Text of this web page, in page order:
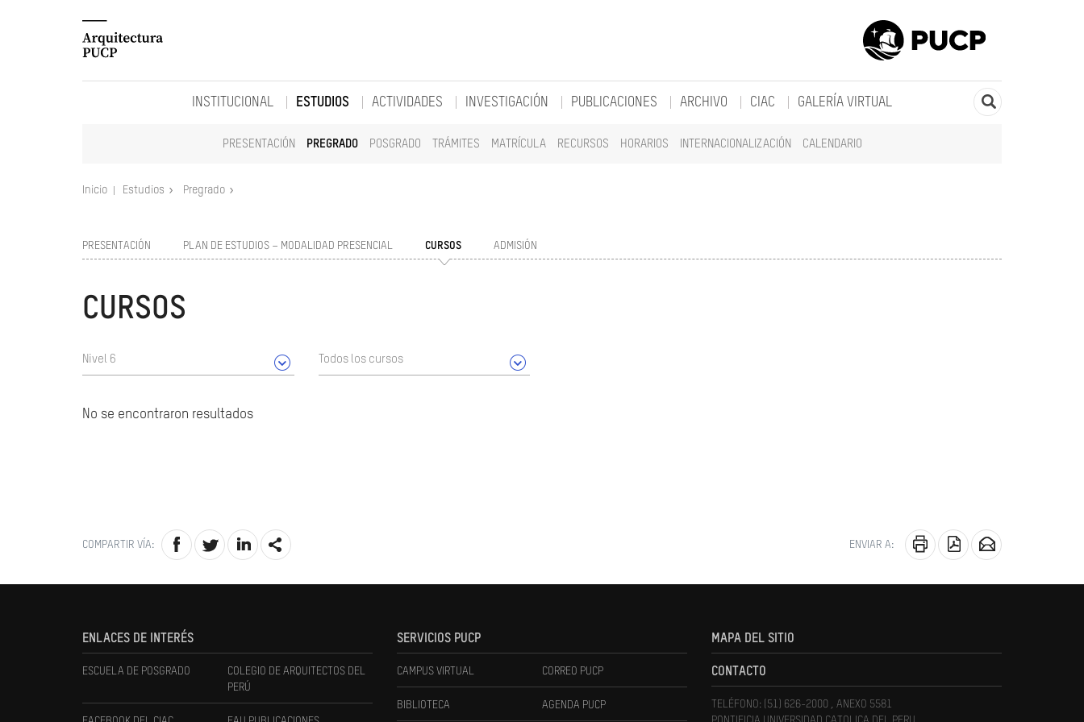
INSTITUCIONAL ESTUDIOS
PRESENTACIÓN PREGRADO POSGRADO TRÁMITES MATRÍCULA RECURSOS HORARIOS INTERNACIONALIZACIÓN CALENDARIO
ACTIVIDADES INVESTIGACIÓN PUBLICACIONES ARCHIVO CIAC GALERÍA VIRTUAL
Inicio Estudios Pregrado
PRESENTACIÓN PLAN DE ESTUDIOS – MODALIDAD PRESENCIAL CURSOS ADMISIÓN
CURSOS
Nivel 6 Todos los cursos
No se encontraron resultados
COMPARTIR VÍA: ENVIAR A:
ENLACES DE INTERÉS
ESCUELA DE POSGRADO
COLEGIO DE ARQUITECTOS DEL
PERÚ
SERVICIOS PUCP
CAMPUS VIRTUAL CORREO PUCP
BIBLIOTECA AGENDA PUCP
MAPA DEL SITIO
CONTACTO
TELÉFONO: (51) 626-2000 , ANEXO 5581